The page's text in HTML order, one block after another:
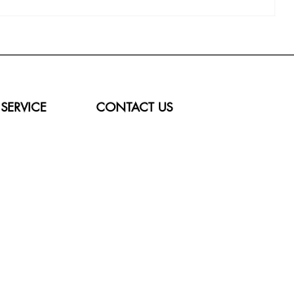
SERVICE CONTACT US